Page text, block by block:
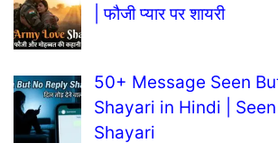
| फौजी प्यार पर शायरी
50+ Message Seen
Shayari in Hindi |
Shayari